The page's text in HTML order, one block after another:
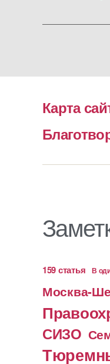
Карта
159 статья В
Москва-
СИЗО